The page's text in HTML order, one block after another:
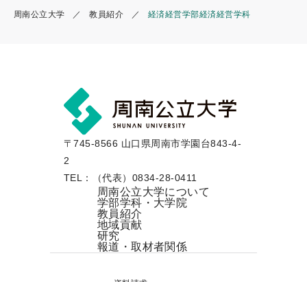
周南公立大学 教員紹介 経済経営学部経済経営学科
〒745-8566 山口県周南市学園台843-4-
2
TEL：（代表）0834-28-0411
周南公立大学について
学部学科・大学院
教員紹介
地域貢献
研究
報道・取材者関係